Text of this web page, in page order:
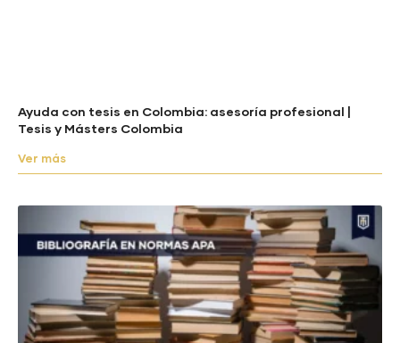
Ayuda con tesis en Colombia: asesoría profesional |
Tesis y Másters Colombia
Ver más